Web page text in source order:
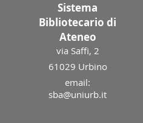
Sistema
Bibliotecario di
Ateneo
via Saffi, 2
61029 Urbino
email:
sba@uniurb.it